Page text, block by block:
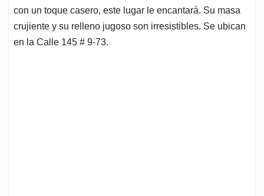
con un toque casero, este lugar le encantará. Su masa
crujiente y su relleno jugoso son irresistibles. Se ubican
en la Calle 145 # 9-73.